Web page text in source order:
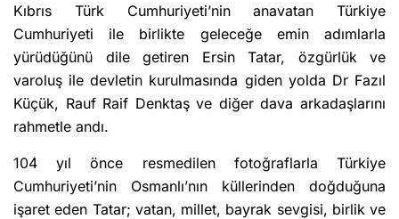
Kıbrıs Türk Cumhuriyeti’nin anavatan Türkiye
Cumhuriyeti ile birlikte geleceğe emin adımlarla
yürüdüğünü dile getiren Ersin Tatar, özgürlük ve
varoluş ile devletin kurulmasında giden yolda Dr Fazıl
Küçük, Rauf Raif Denktaş ve diğer dava arkadaşlarını
rahmetle andı.
104 yıl önce resmedilen fotoğraflarla Türkiye
Cumhuriyeti’nin Osmanlı’nın küllerinden doğduğuna
işaret eden Tatar; vatan, millet, bayrak sevgisi, birlik ve